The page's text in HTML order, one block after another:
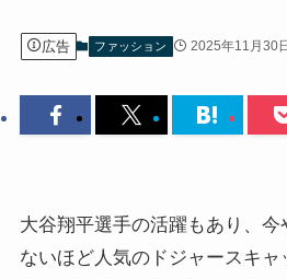
広告 ファッション 2025年11月30
大谷翔平選手の活躍もあり、
ないほど人気のドジャースキ